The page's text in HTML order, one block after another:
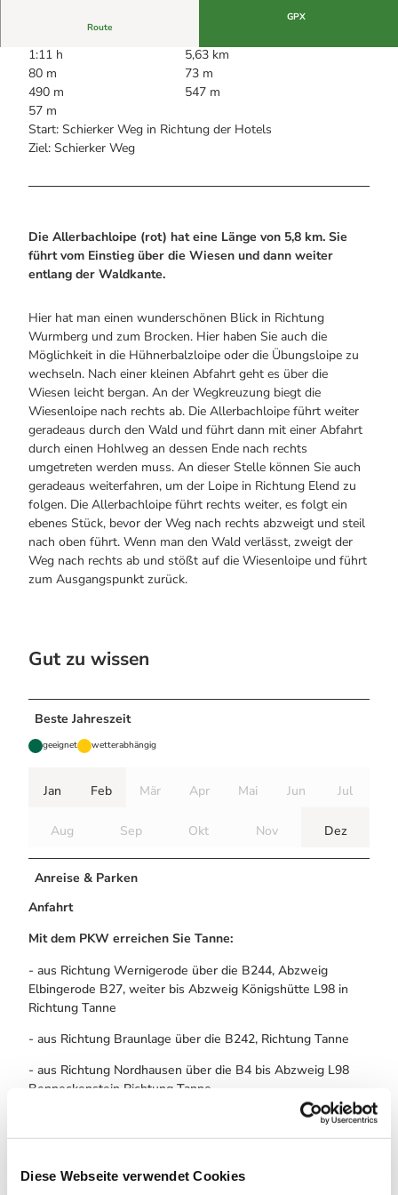
Diese Webseite verwendet Cookies
Noch lange nicht Schicht im Schacht
Die Eisflüsterer: Harzer Falken
Wanderführer Jörg Kühnhold
Webcams
Kulinarik
Einkaufen
Webcams
Route
GPX
1:11 h
5,63 km
80 m
73 m
490 m
547 m
57 m
Start: Schierker Weg in Richtung der Hotels
Ziel: Schierker Weg
Die Allerbachloipe (rot) hat eine Länge von 5,8 km. Sie
führt vom Einstieg über die Wiesen und dann weiter
entlang der Waldkante.
Hier hat man einen wunderschönen Blick in Richtung
Wurmberg und zum Brocken. Hier haben Sie auch die
Möglichkeit in die Hühnerbalzloipe oder die Übungsloipe zu
wechseln. Nach einer kleinen Abfahrt geht es über die
Wiesen leicht bergan. An der Wegkreuzung biegt die
Wiesenloipe nach rechts ab. Die Allerbachloipe führt weiter
geradeaus durch den Wald und führt dann mit einer Abfahrt
durch einen Hohlweg an dessen Ende nach rechts
umgetreten werden muss. An dieser Stelle können Sie auch
geradeaus weiterfahren, um der Loipe in Richtung Elend zu
folgen. Die Allerbachloipe führt rechts weiter, es folgt ein
ebenes Stück, bevor der Weg nach rechts abzweigt und steil
nach oben führt. Wenn man den Wald verlässt, zweigt der
Weg nach rechts ab und stößt auf die Wiesenloipe und führt
zum Ausgangspunkt zurück.
Gut zu wissen
Beste Jahreszeit
geeignet wetterabhängig
Jan Feb Mär Apr Mai Jun Jul
Aug Sep Okt Nov Dez
Anreise & Parken
Anfahrt
Mit dem PKW erreichen Sie Tanne:
- aus Richtung Wernigerode über die B244, Abzweig
Elbingerode B27, weiter bis Abzweig Königshütte L98 in
Richtung Tanne
- aus Richtung Braunlage über die B242, Richtung Tanne
- aus Richtung Nordhausen über die B4 bis Abzweig L98
Benneckenstein Richtung Tanne
Verkehrsbetriebe: